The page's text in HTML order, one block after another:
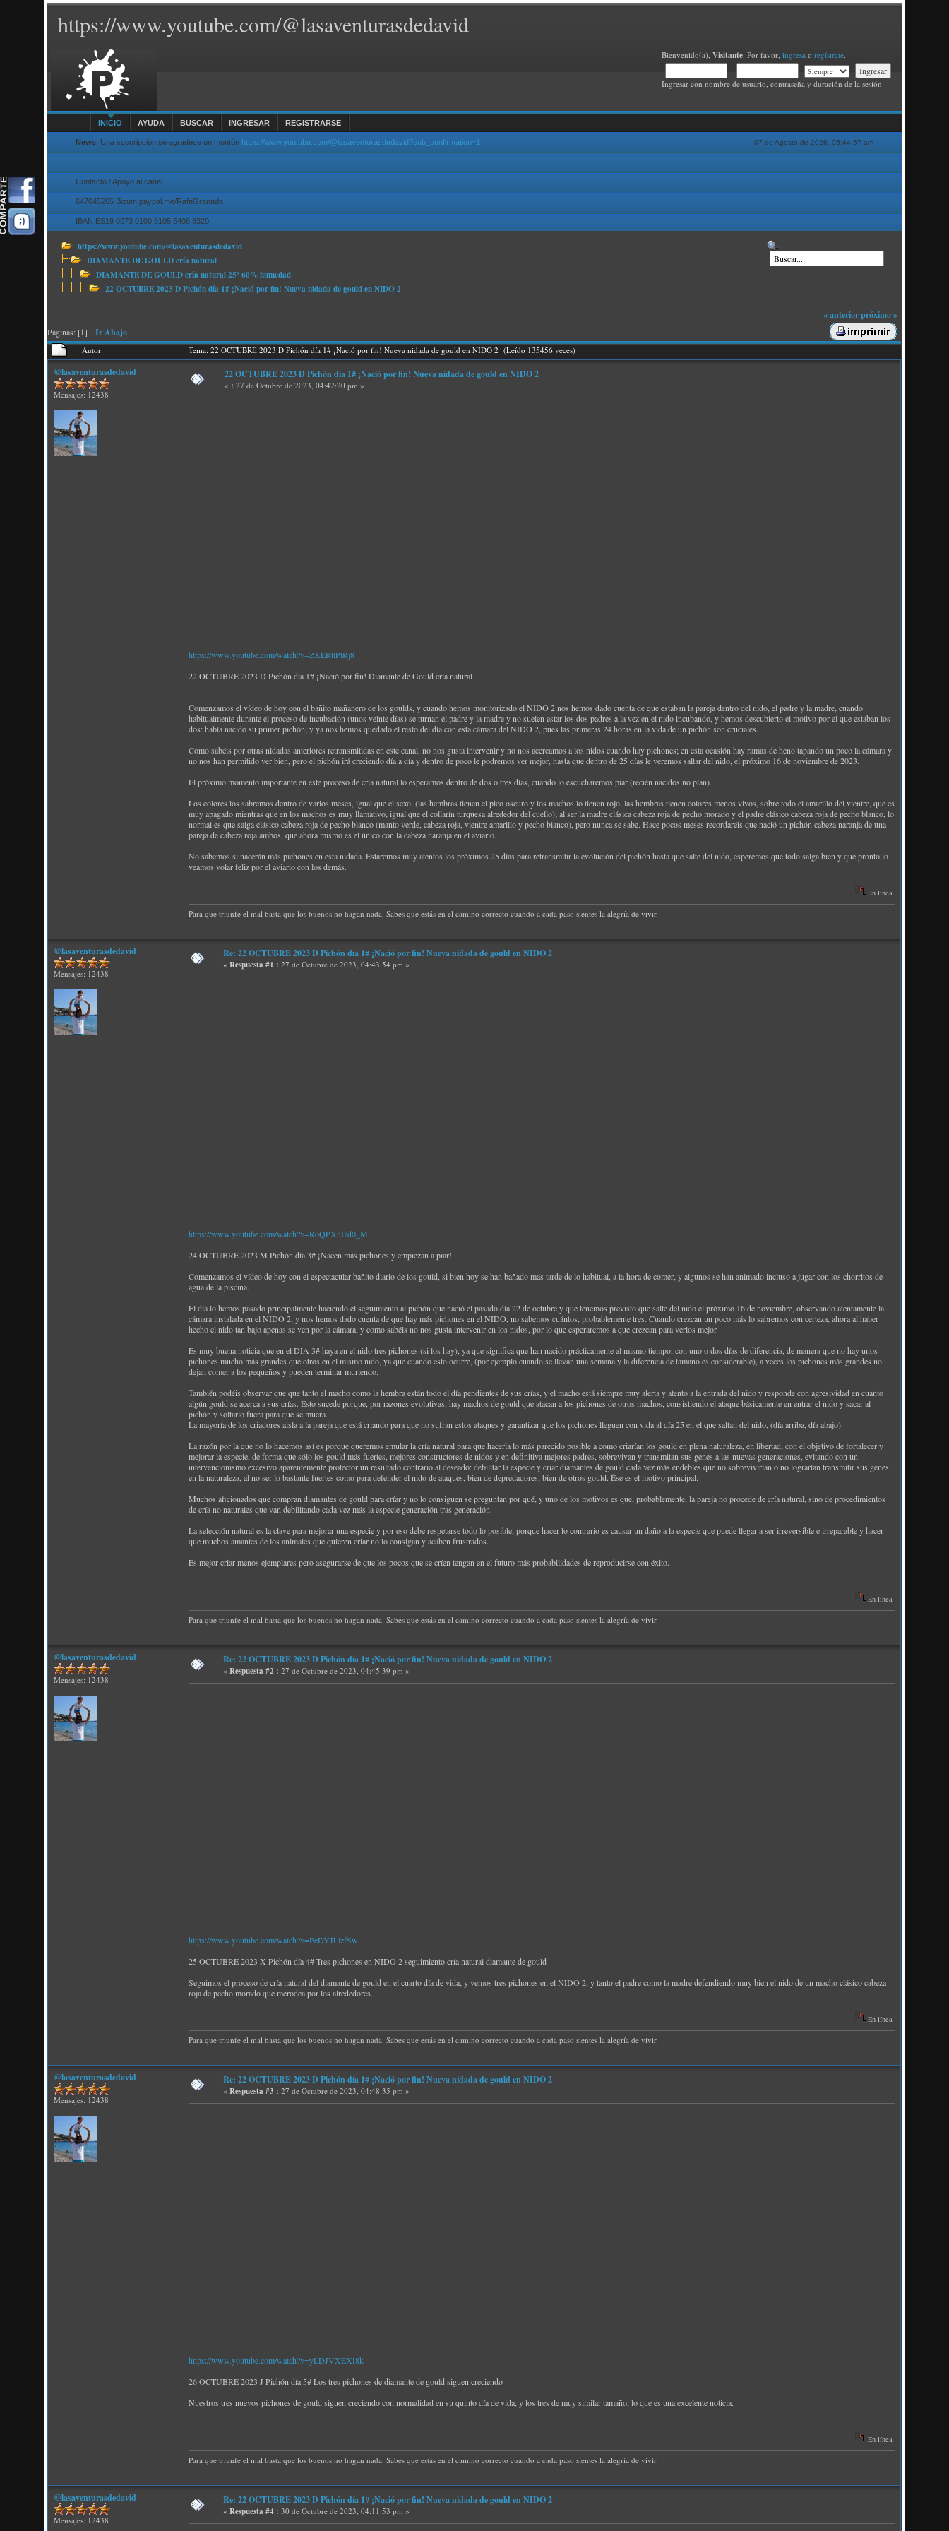
https://www.youtube.com/@lasaventurasdedavid
Bienvenido(a), Visitante. Por favor, ingresao regístrate.
Ingresar con nombre de usuario, contraseña y duración de la sesión
INICIO AYUDA BUSCAR INGRESAR REGISTRARSE
07 de Agosto de 2026, 05:44:57 am
News: Una suscripción se agradece un montón https://www.youtube.com/@lasaventurasdedavid?sub_confirmation=1
Contacto / Apoyo al canal
647045265 Bizum paypal.me/RafaGranada
IBAN ES19 0073 0100 5105 5408 8320
https://www.youtube.com/@lasaventurasdedavid
DIAMANTE DE GOULD cría natural
DIAMANTE DE GOULD cría natural 25º 60% humedad
22 OCTUBRE 2023 D Pichón día 1# ¡Nació por fin! Nueva nidada de gould en NIDO 2
Páginas: [1]Ir Abajo
« anteriorpróximo »
Autor Tema: 22 OCTUBRE 2023 D Pichón día 1# ¡Nació por fin! Nueva nidada de gould en NIDO 2 (Leído 135456 veces)
@lasaventurasdedavid
Mensajes: 12438
22 OCTUBRE 2023 D Pichón día 1# ¡Nació por fin! Nueva nidada de gould en NIDO 2
« : 27 de Octubre de 2023, 04:42:20 pm »
https://www.youtube.com/watch?v=ZXERtlPtRj8
22 OCTUBRE 2023 D Pichón día 1# ¡Nació por fin! Diamante de Gould cría natural
Comenzamos el vídeo de hoy con el bañito mañanero de los goulds, y cuando hemos monitorizado el NIDO 2 nos hemos dado cuenta de que estaban la pareja dentro del nido, el padre y la madre, cuando
habitualmente durante el proceso de incubación (unos veinte días) se turnan el padre y la madre y no suelen estar los dos padres a la vez en el nido incubando, y hemos descubierto el motivo por el que estaban los
dos: había nacido su primer pichón; y ya nos hemos quedado el resto del día con esta cámara del NIDO 2, pues las primeras 24 horas en la vida de un pichón son cruciales.
Como sabéis por otras nidadas anteriores retransmitidas en este canal, no nos gusta intervenir y no nos acercamos a los nidos cuando hay pichones; en esta ocasión hay ramas de heno tapando un poco la cámara y
no nos han permitido ver bien, pero el pichón irá creciendo día a día y dentro de poco le podremos ver mejor, hasta que dentro de 25 días le veremos saltar del nido, el próximo 16 de noviembre de 2023.
El próximo momento importante en este proceso de cría natural lo esperamos dentro de dos o tres días, cuando lo escucharemos piar (recién nacidos no pían).
Los colores los sabremos dentro de varios meses, igual que el sexo, (las hembras tienen el pico oscuro y los machos lo tienen rojo, las hembras tienen colores menos vivos, sobre todo el amarillo del vientre, que es
muy apagado mientras que en los machos es muy llamativo, igual que el collarín turquesa alrededor del cuello); al ser la madre clásica cabeza roja de pecho morado y el padre clásico cabeza roja de pecho blanco, lo
normal es que salga clásico cabeza roja de pecho blanco (manto verde, cabeza roja, vientre amarillo y pecho blanco), pero nunca se sabe. Hace pocos meses recordaréis que nació un pichón cabeza naranja de una
pareja de cabeza roja ambos, que ahora mismo es el único con la cabeza naranja en el aviario.
No sabemos si nacerán más pichones en esta nidada. Estaremos muy atentos los próximos 25 días para retransmitir la evolución del pichón hasta que salte del nido, esperemos que todo salga bien y que pronto lo
veamos volar feliz por el aviario con los demás.
En línea
Para que triunfe el mal basta que los buenos no hagan nada. Sabes que estás en el camino correcto cuando a cada paso sientes la alegría de vivir.
@lasaventurasdedavid
Mensajes: 12438
Re: 22 OCTUBRE 2023 D Pichón día 1# ¡Nació por fin! Nueva nidada de gould en NIDO 2
«Respuesta #1 : 27 de Octubre de 2023, 04:43:54 pm »
https://www.youtube.com/watch?v=RoQPXnUd0_M
24 OCTUBRE 2023 M Pichón día 3# ¡Nacen más pichones y empiezan a piar!
Comenzamos el vídeo de hoy con el espectacular bañito diario de los gould, si bien hoy se han bañado más tarde de lo habitual, a la hora de comer, y algunos se han animado incluso a jugar con los chorritos de
agua de la piscina.
El día lo hemos pasado principalmente haciendo el seguimiento al pichón que nació el pasado día 22 de octubre y que tenemos previsto que salte del nido el próximo 16 de noviembre, observando atentamente la
cámara instalada en el NIDO 2, y nos hemos dado cuenta de que hay más pichones en el NIDO, no sabemos cuántos, probablemente tres. Cuando crezcan un poco más lo sabremos con certeza, ahora al haber
hecho el nido tan bajo apenas se ven por la cámara, y como sabéis no nos gusta intervenir en los nidos, por lo que esperaremos a que crezcan para verlos mejor.
Es muy buena noticia que en el DÍA 3# haya en el nido tres pichones (si los hay), ya que significa que han nacido prácticamente al mismo tiempo, con uno o dos días de diferencia, de manera que no hay unos
pichones mucho más grandes que otros en el mismo nido, ya que cuando esto ocurre, (por ejemplo cuando se llevan una semana y la diferencia de tamaño es considerable), a veces los pichones más grandes no
dejan comer a los pequeños y pueden terminar muriendo.
También podéis observar que que tanto el macho como la hembra están todo el día pendientes de sus crías, y el macho está siempre muy alerta y atento a la entrada del nido y responde con agresividad en cuanto
algún gould se acerca a sus crías. Esto sucede porque, por razones evolutivas, hay machos de gould que atacan a los pichones de otros machos, consistiendo el ataque básicamente en entrar el nido y sacar al
pichón y soltarlo fuera para que se muera.
La mayoría de los criadores aisla a la pareja que está criando para que no sufran estos ataques y garantizar que los pichones lleguen con vida al día 25 en el que saltan del nido, (día arriba, día abajo).
La razón por la que no lo hacemos así es porque queremos emular la cría natural para que hacerla lo más parecido posible a como criarían los gould en plena naturaleza, en libertad, con el objetivo de fortalecer y
mejorar la especie, de forma que sólo los gould más fuertes, mejores constructores de nidos y en definitiva mejores padres, sobrevivan y transmitan sus genes a las nuevas generaciones, evitando con un
intervencionismo excesivo aparentemente protector un resultado contrario al deseado: debilitar la especie y criar diamantes de gould cada vez más endebles que no sobrevivirían o no lograrían transmitir sus genes
en la naturaleza, al no ser lo bastante fuertes como para defender el nido de ataques, bien de depredadores, bien de otros gould. Ése es el motivo principal.
Muchos aficionados que compran diamantes de gould para críar y no lo consiguen se preguntan por qué, y uno de los motivos es que, probablemente, la pareja no procede de cría natural, sino de procedimientos
de cría no naturales que van debilitando cada vez más la especie generación tras generación.
La selección natural es la clave para mejorar una especie y por eso debe respetarse todo lo posible, porque hacer lo contrario es causar un daño a la especie que puede llegar a ser irreversible e irreparable y hacer
que muchos amantes de los animales que quieren criar no lo consigan y acaben frustrados.
Es mejor criar menos ejemplares pero asegurarse de que los pocos que se críen tengan en el futuro más probabilidades de reproducirse con éxito.
En línea
Para que triunfe el mal basta que los buenos no hagan nada. Sabes que estás en el camino correcto cuando a cada paso sientes la alegría de vivir.
@lasaventurasdedavid
Mensajes: 12438
Re: 22 OCTUBRE 2023 D Pichón día 1# ¡Nació por fin! Nueva nidada de gould en NIDO 2
«Respuesta #2 : 27 de Octubre de 2023, 04:45:39 pm »
https://www.youtube.com/watch?v=PeDYJLlzfSw
25 OCTUBRE 2023 X Pichón día 4# Tres pichones en NIDO 2 seguimiento cría natural diamante de gould
Seguimos el proceso de cría natural del diamante de gould en el cuarto día de vida, y vemos tres pichones en el NIDO 2, y tanto el padre como la madre defendiendo muy bien el nido de un macho clásico cabeza
roja de pecho morado que merodea por los alrededores.
En línea
Para que triunfe el mal basta que los buenos no hagan nada. Sabes que estás en el camino correcto cuando a cada paso sientes la alegría de vivir.
@lasaventurasdedavid
Mensajes: 12438
Re: 22 OCTUBRE 2023 D Pichón día 1# ¡Nació por fin! Nueva nidada de gould en NIDO 2
«Respuesta #3 : 27 de Octubre de 2023, 04:48:35 pm »
https://www.youtube.com/watch?v=yLDJVXEXI8k
26 OCTUBRE 2023 J Pichón día 5# Los tres pichones de diamante de gould siguen creciendo
Nuestros tres nuevos pichones de gould siguen creciendo con normalidad en su quinto día de vida, y los tres de muy similar tamaño, lo que es una excelente noticia.
En línea
Para que triunfe el mal basta que los buenos no hagan nada. Sabes que estás en el camino correcto cuando a cada paso sientes la alegría de vivir.
@lasaventurasdedavid
Mensajes: 12438
Re: 22 OCTUBRE 2023 D Pichón día 1# ¡Nació por fin! Nueva nidada de gould en NIDO 2
«Respuesta #4 : 30 de Octubre de 2023, 04:11:53 pm »